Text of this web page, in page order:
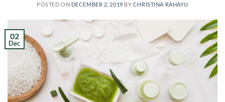
POSTED ON DECEMBER 2, 2019 BY CHRISTINA RAHAYU
02
Dec